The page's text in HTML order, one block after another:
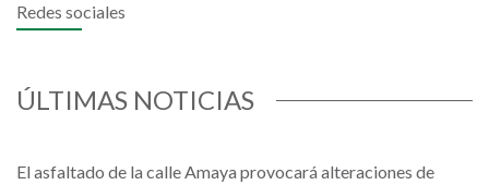
Redes sociales
ÚLTIMAS NOTICIAS
El asfaltado de la calle Amaya provocará alteraciones de